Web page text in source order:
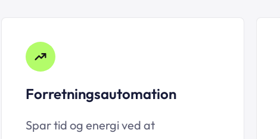
Forretningsautomation
Spar tid og energi ved at